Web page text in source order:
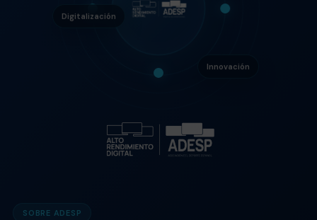
Innovación
Digitalización
SOBRE ADESP